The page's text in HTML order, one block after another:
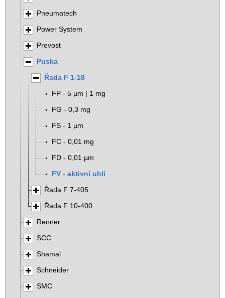
Pneumatech
Power System
Prevost
Puska
Řada F 1-18
FP - 5 µm | 1 mg
FG - 0,3 mg
FS - 1 µm
FC - 0,01 mg
FD - 0,01 µm
FV - aktivní uhlí
Řada F 7-405
Řada F 10-400
Renner
SCC
Shamal
Schneider
SMC